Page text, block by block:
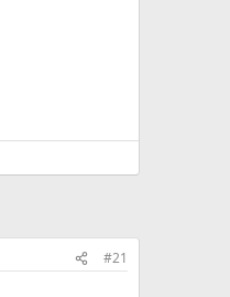
#21